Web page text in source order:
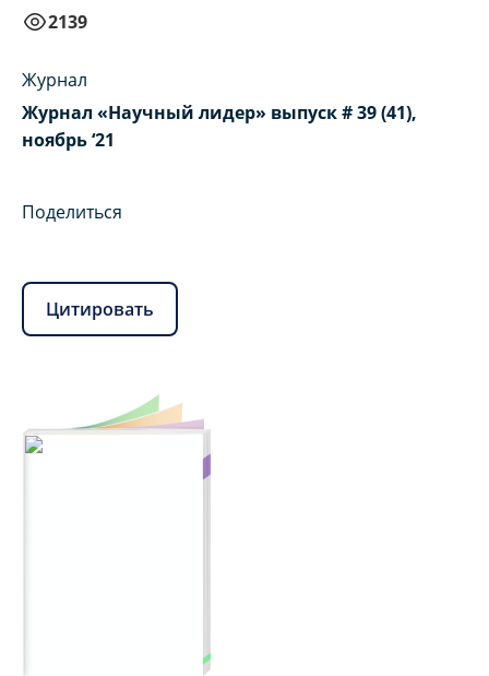
2139
Журнал
Журнал «Научный лидер» выпуск # 39 (41),
ноябрь ‘21
Поделиться
Цитировать